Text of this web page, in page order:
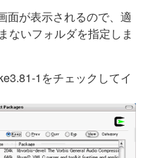
面が表示されるので、適
ないフォルダを指定しま
1をチェックしてイ